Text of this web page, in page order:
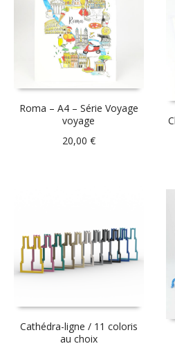
Roma – A4 – Série Voyage
voyage
20,00 €
Cathédra-ligne / 11 coloris
au choix